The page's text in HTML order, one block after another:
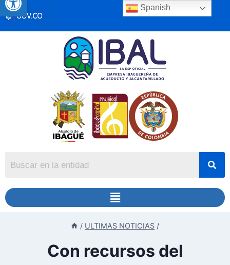
/ ULTIMAS NOTICIAS /
Con recursos del
Spanish